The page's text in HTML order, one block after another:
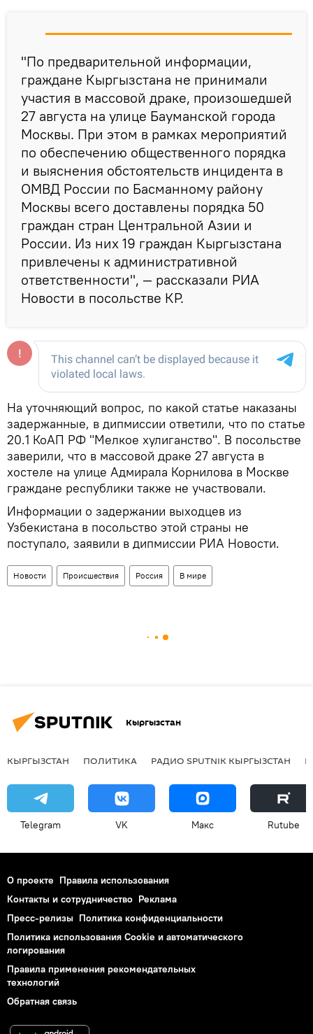
"По предварительной информации,
граждане Кыргызстана не принимали
участия в массовой драке, произошедшей
27 августа на улице Бауманской города
Москвы. При этом в рамках мероприятий
по обеспечению общественного порядка
и выяснения обстоятельств инцидента в
ОМВД России по Басманному району
Москвы всего доставлены порядка 50
граждан стран Центральной Азии и
России. Из них 19 граждан Кыргызстана
привлечены к административной
ответственности", — рассказали РИА
Новости в посольстве КР.
На уточняющий вопрос, по какой статье наказаны
задержанные, в дипмиссии ответили, что по статье
20.1 КоАП РФ "Мелкое хулиганство". В посольстве
заверили, что в массовой драке 27 августа в
хостеле на улице Адмирала Корнилова в Москве
граждане республики также не участвовали.
Информации о задержании выходцев из
Узбекистана в посольство этой страны не
поступало, заявили в дипмиссии РИА Новости.
Новости Происшествия Россия В мире
Кыргызстан
КЫРГЫЗСТАН ПОЛИТИКА РАДИО SPUTNIK КЫРГЫЗСТАН
Telegram VK Макс Rutube
О проекте Правила использования
Контакты и сотрудничество Реклама
Пресс-релизы Политика конфиденциальности
Политика использования Cookie и автоматического
логирования
Правила применения рекомендательных
технологий
Обратная связь